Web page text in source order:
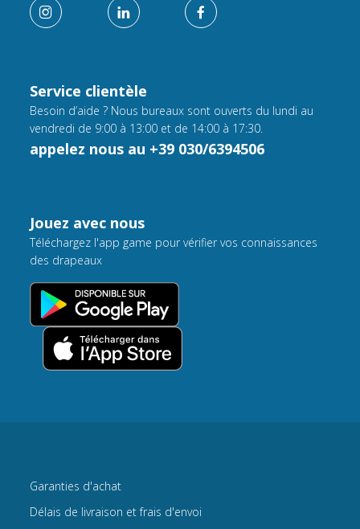
Service clientèle
Besoin d’aide ? Nous bureaux sont ouverts du lundi au
vendredi de 9:00 à 13:00 et de 14:00 à 17:30.
appelez nous au +39 030/6394506
Jouez avec nous
Téléchargez l'app game pour vérifier vos connaissances
des drapeaux
Garanties d'achat
Délais de livraison et frais d'envoi